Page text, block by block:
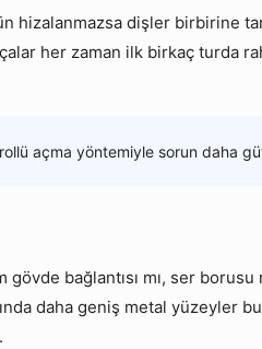
hizalanmazsa dişler birbirine
her zaman ilk birkaç turda
açma yöntemiyle sorun daha
gövde bağlantısı mı, ser
daha geniş metal yüzeyler